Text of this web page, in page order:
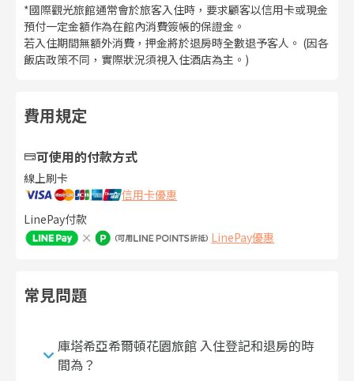
*國際觀光旅館通常會於旅客入住時，要求顧客以信用卡或現金
預付一定金額作為在館內消費簽帳的保證金。
若入住期間無額外消費，押金將於退房時全數退予客人。 (因各
飯店政策不同，實際狀況須視入住酒店為主。)
費用規定
可使用的付款方式
線上刷卡
信用卡優惠
LinePay付款
LinePay優惠
常見問題
庫塔希亞希爾頓花園旅館 入住登記和退房的時
間為？